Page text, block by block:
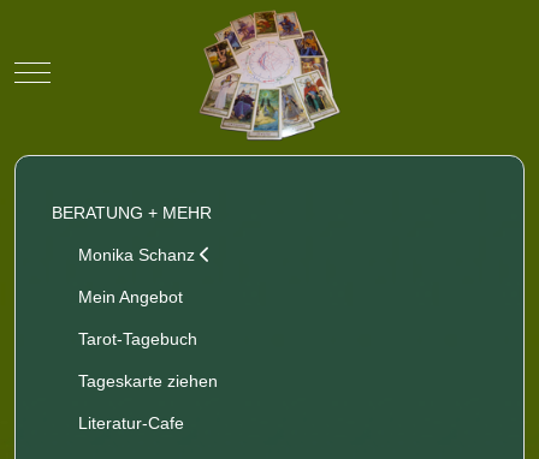
Mobile Menu Toggle
BERATUNG + MEHR
Monika Schanz
Mein Angebot
Tarot-Tagebuch
Tageskarte ziehen
Literatur-Cafe